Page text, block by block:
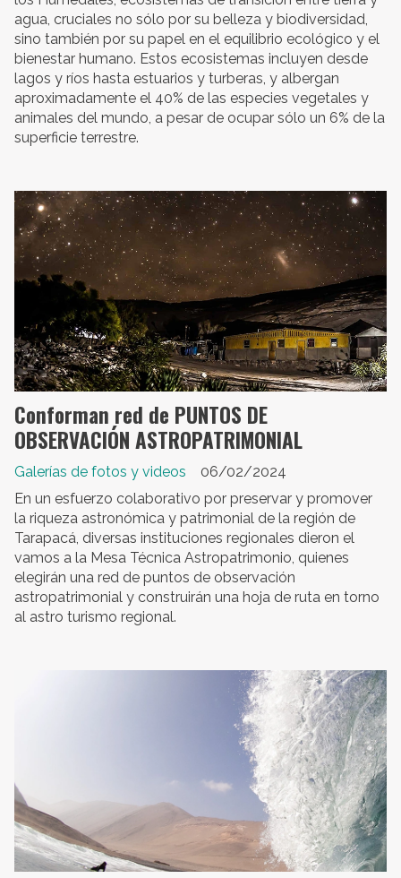
agua, cruciales no sólo por su belleza y biodiversidad,
sino también por su papel en el equilibrio ecológico y el
bienestar humano. Estos ecosistemas incluyen desde
lagos y ríos hasta estuarios y turberas, y albergan
aproximadamente el 40% de las especies vegetales y
animales del mundo, a pesar de ocupar sólo un 6% de la
superficie terrestre.
Conforman red de PUNTOS DE
OBSERVACIÓN ASTROPATRIMONIAL
Galerías de fotos y videos
06/02/2024
En un esfuerzo colaborativo por preservar y promover
la riqueza astronómica y patrimonial de la región de
Tarapacá, diversas instituciones regionales dieron el
vamos a la Mesa Técnica Astropatrimonio, quienes
elegirán una red de puntos de observación
astropatrimonial y construirán una hoja de ruta en torno
al astro turismo regional.